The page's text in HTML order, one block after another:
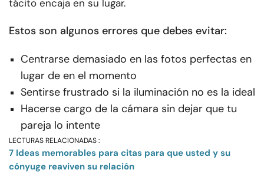
tácito encaja en su lugar.
Estos son algunos errores que debes evitar:
Centrarse demasiado en las fotos perfectas en
lugar de en el momento
Sentirse frustrado si la iluminación no es la ideal
Hacerse cargo de la cámara sin dejar que tu
pareja lo intente
LECTURAS RELACIONADAS :
7 Ideas memorables para citas para que usted y su
cónyuge reaviven su relación